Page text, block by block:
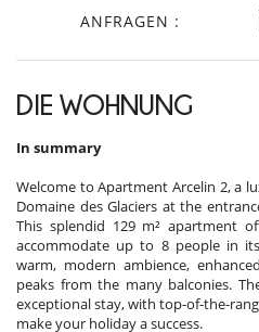
ANFRAGEN :
DIE WOHNUNG
In summary
Welcome to Apartment Arcelin 2, a
Domaine des Glaciers at the
This splendid 129 m² apartment
accommodate up to 8 people in
warm, modern ambience,
peaks from the many balconies.
exceptional stay, with top-of-the-
make your holiday a success.